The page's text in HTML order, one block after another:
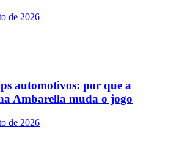
de 2026
automotivos: por que a
Ambarella muda o jogo
de 2026